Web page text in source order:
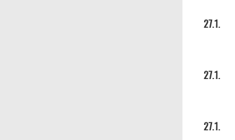
27.1.
27.1.
27.1.